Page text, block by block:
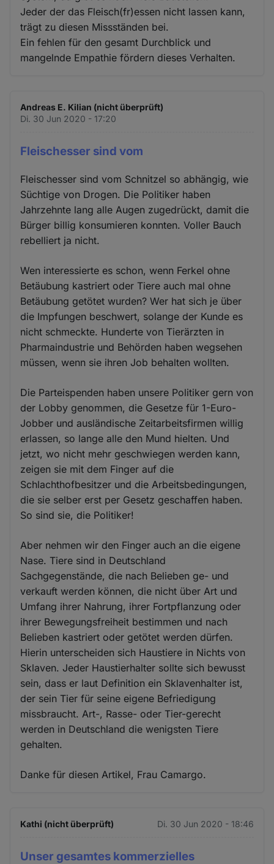
Jeder der das Fleisch(fr)essen nicht lassen kann,
trägt zu diesen Missständen bei.
Ein fehlen für den gesamt Durchblick und
mangelnde Empathie fördern dieses Verhalten.
Andreas E. Kilian (nicht überprüft)
Di. 30 Jun 2020 - 17:20
Fleischesser sind vom
Fleischesser sind vom Schnitzel so abhängig, wie
Süchtige von Drogen. Die Politiker haben
Jahrzehnte lang alle Augen zugedrückt, damit die
Bürger billig konsumieren konnten. Voller Bauch
rebelliert ja nicht.
Wen interessierte es schon, wenn Ferkel ohne
Betäubung kastriert oder Tiere auch mal ohne
Betäubung getötet wurden? Wer hat sich je über
die Impfungen beschwert, solange der Kunde es
nicht schmeckte. Hunderte von Tierärzten in
Pharmaindustrie und Behörden haben wegsehen
müssen, wenn sie ihren Job behalten wollten.
Die Parteispenden haben unsere Politiker gern von
der Lobby genommen, die Gesetze für 1-Euro-
Jobber und ausländische Zeitarbeitsfirmen willig
erlassen, so lange alle den Mund hielten. Und
jetzt, wo nicht mehr geschwiegen werden kann,
zeigen sie mit dem Finger auf die
Schlachthofbesitzer und die Arbeitsbedingungen,
die sie selber erst per Gesetz geschaffen haben.
So sind sie, die Politiker!
Aber nehmen wir den Finger auch an die eigene
Nase. Tiere sind in Deutschland
Sachgegenstände, die nach Belieben ge- und
verkauft werden können, die nicht über Art und
Umfang ihrer Nahrung, ihrer Fortpflanzung oder
ihrer Bewegungsfreiheit bestimmen und nach
Belieben kastriert oder getötet werden dürfen.
Hierin unterscheiden sich Haustiere in Nichts von
Sklaven. Jeder Haustierhalter sollte sich bewusst
sein, dass er laut Definition ein Sklavenhalter ist,
der sein Tier für seine eigene Befriedigung
missbraucht. Art-, Rasse- oder Tier-gerecht
werden in Deutschland die wenigsten Tiere
gehalten.
Danke für diesen Artikel, Frau Camargo.
Kathi (nicht überprüft) Di. 30 Jun 2020 - 18:46
Unser gesamtes kommerzielles